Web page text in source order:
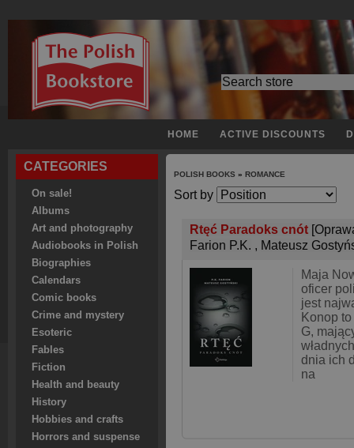
HOME ACTIVE DISCOUNTS
CATEGORIES
On sale!
Albums
Art and photography
Audiobooks in Polish
Biographies
Calendars
Comic books
Crime and mystery
Esoteric
Fables
Fiction
Health and beauty
History
Hobbies and crafts
Horrors and suspense
POLISH BOOKS » ROMANCE
Sort by
Rtęć Paradoks cnót
Farion P.K. , Mateusz
Maja
oficer
jest
Konop
G,
dnia ich
na